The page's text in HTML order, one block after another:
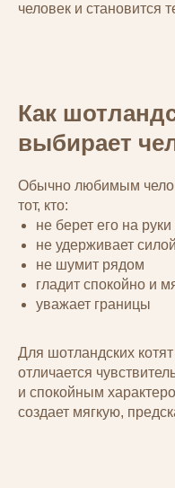
человек и
Как
выбирает
Обычно любимым
тот, кто:
не берет его на
не удерживает силой
не шумит рядом
гладит спокойно и
уважает границы
Для шотландских
отличается
и спокойным
создает мягкую,